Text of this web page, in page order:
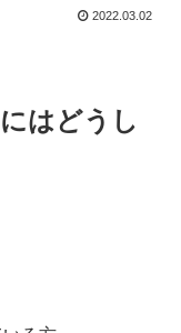
2022.03.02
はどうし